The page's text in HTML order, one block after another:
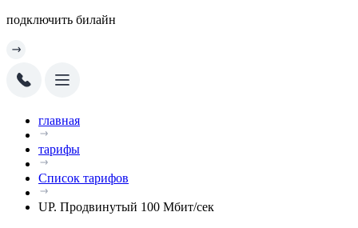
подключить билайн
главная
тарифы
Список тарифов
UP. Продвинутый 100 Мбит/сек